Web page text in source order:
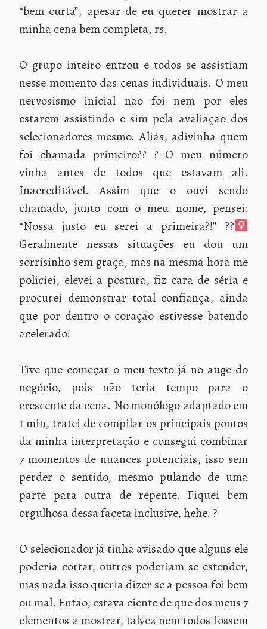
“bem curta”, apesar de eu querer mostrar a
minha cena bem completa, rs.
O grupo inteiro entrou e todos se assistiam
nesse momento das cenas individuais. O meu
nervosismo inicial não foi nem por eles
estarem assistindo e sim pela avaliação dos
selecionadores mesmo. Aliás, adivinha quem
foi chamada primeiro?? ? O meu número
vinha antes de todos que estavam ali.
Inacreditável. Assim que o ouvi sendo
chamado, junto com o meu nome, pensei:
“Nossa justo eu serei a primeira?!” ??‍
Geralmente nessas situações eu dou um
sorrisinho sem graça, mas na mesma hora me
policiei, elevei a postura, fiz cara de séria e
procurei demonstrar total confiança, ainda
que por dentro o coração estivesse batendo
acelerado!
Tive que começar o meu texto já no auge do
negócio, pois não teria tempo para o
crescente da cena. No monólogo adaptado em
1 min, tratei de compilar os principais pontos
da minha interpretação e consegui combinar
7 momentos de nuances potenciais, isso sem
perder o sentido, mesmo pulando de uma
parte para outra de repente. Fiquei bem
orgulhosa dessa faceta inclusive, hehe. ?
O selecionador já tinha avisado que alguns ele
poderia cortar, outros poderiam se estender,
mas nada isso queria dizer se a pessoa foi bem
ou mal. Então, estava ciente de que dos meus 7
elementos a mostrar, talvez nem todos fossem